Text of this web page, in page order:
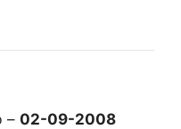
– 02-09-2008